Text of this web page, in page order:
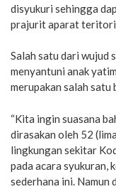
disyukuri sehingga
prajurit aparat
Salah satu dari wujud
menyantuni anak
merupakan salah
“Kita ingin suasana
dirasakan oleh 52
lingkungan sekitar
pada acara syukuran,
sederhana ini. Namun